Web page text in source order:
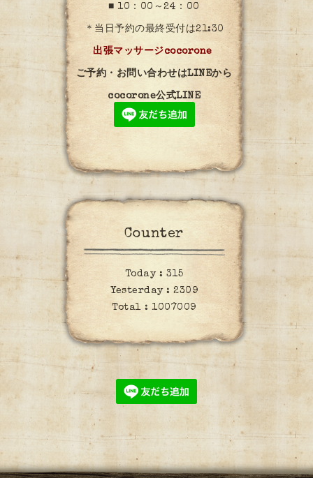
■ 10：00～24：00
＊当日予約の最終受付は21:30
出張マッサージcocorone
ご予約・お問い合わせはLINEから
cocorone公式LINE
Counter
Today : 315
Yesterday : 2309
Total :1007009